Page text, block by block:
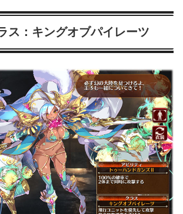
ス：キングオブパイレーツ